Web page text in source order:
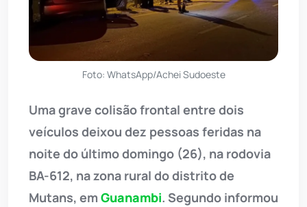
Foto: WhatsApp/Achei Sudoeste
Uma grave colisão frontal entre dois
veículos deixou dez pessoas feridas na
noite do último domingo (26), na rodovia
BA-612, na zona rural do distrito de
Mutans, em Guanambi. Segundo informou